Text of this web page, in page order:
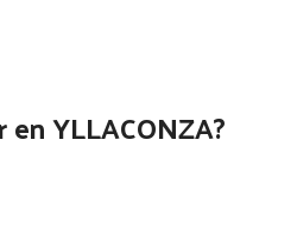
YLLACONZA?